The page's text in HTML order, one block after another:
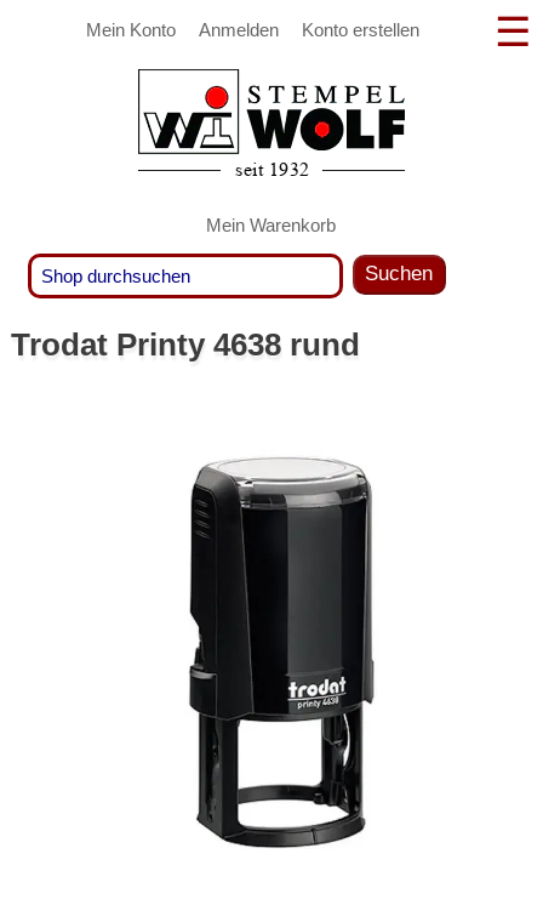
Mein Konto Anmelden Konto erstellen
Mein Warenkorb
Suchen
Trodat Printy 4638 rund